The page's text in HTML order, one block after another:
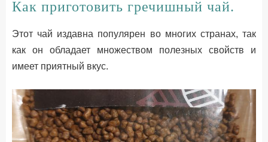
Как приготовить гречишный чай.
Этот чай издавна популярен во многих странах, так
как он обладает множеством полезных свойств и
имеет приятный вкус.